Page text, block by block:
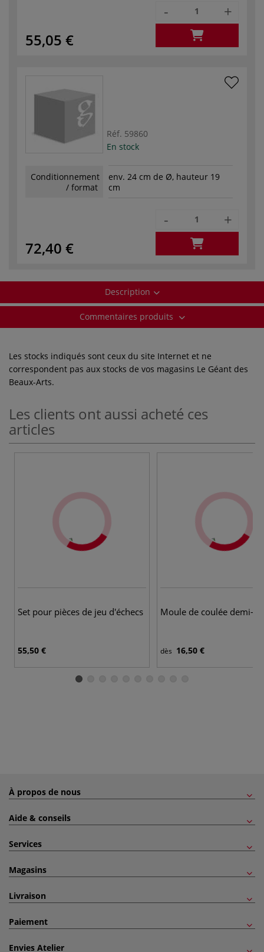
55,05 €
- +
Réf. 59860
En stock
Conditionnement
/ format
env. 24 cm de Ø, hauteur 19
cm
72,40 €
- +
Description
Commentaires produits
Les stocks indiqués sont ceux du site Internet et ne
correspondent pas aux stocks de vos magasins Le Géant des
Beaux-Arts.
Les clients ont aussi acheté ces
articles
Set pour pièces de jeu d'échecs
55,50 €
Moule de coulée demi-
dès 16,50 €
À propos de nous
Aide & conseils
Services
Magasins
Livraison
Paiement
Envies Atelier